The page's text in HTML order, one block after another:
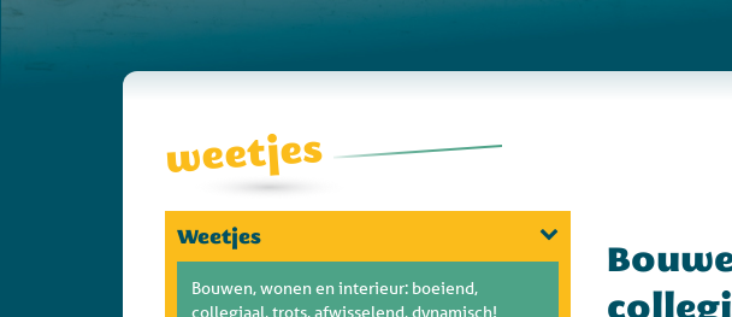
weetjes
Weetjes
Bouwen, wonen en interieur: boeiend,
collegiaal, trots, afwisselend, dynamisch!